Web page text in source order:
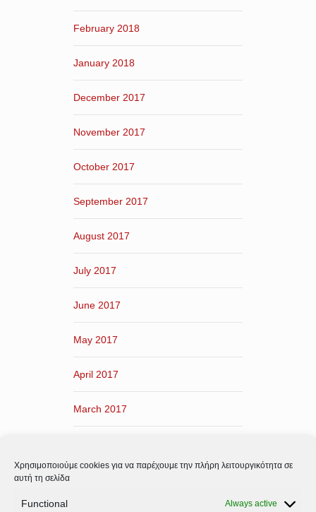
Χρησιμοποιούμε cookies για να παρέχουμε την πλήρη λειτουργικότητα σε
αυτή τη σελίδα
Functional Always active
February 2018
January 2018
December 2017
November 2017
October 2017
September 2017
August 2017
July 2017
June 2017
May 2017
April 2017
March 2017